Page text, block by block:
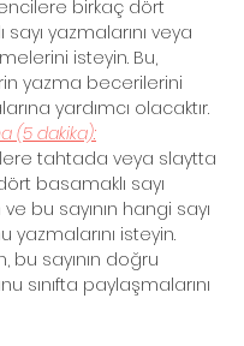
birkaç dört
sayı yazmalarını veya
isteyin. Bu,
yazma becerilerini
yardımcı olacaktır.
(5 dakika):
tahtada veya slaytta
basamaklı sayı
bu sayının hangi sayı
yazmalarını isteyin.
bu sayının doğru
sınıfta paylaşmalarını